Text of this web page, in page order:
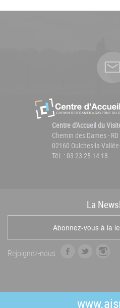
Centre d'Accueil du
Chemin des Dames - RD
02160 Oulches-la-
Tél. : 03 23 25 14 18
La News
Abonnez-vous à la
Rejoignez-nous
b
t
e
a
g